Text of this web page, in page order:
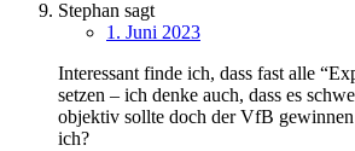
Stephan sagt
1. Juni 2023
Interessant finde ich, dass fast alle
setzen – ich denke auch, dass es
objektiv sollte doch der VfB
ich?